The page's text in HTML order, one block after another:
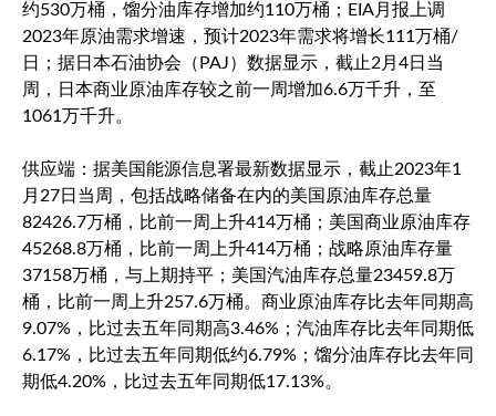
约530万桶，馏分油库存增加约110万桶；EIA月报上调
2023年原油需求增速，预计2023年需求将增长111万桶/
日；据日本石油协会（PAJ）数据显示，截止2月4日当
周，日本商业原油库存较之前一周增加6.6万千升，至
1061万千升。
供应端：据美国能源信息署最新数据显示，截止2023年1
月27日当周，包括战略储备在内的美国原油库存总量
82426.7万桶，比前一周上升414万桶；美国商业原油库存
45268.8万桶，比前一周上升414万桶；战略原油库存量
37158万桶，与上期持平；美国汽油库存总量23459.8万
桶，比前一周上升257.6万桶。商业原油库存比去年同期高
9.07%，比过去五年同期高3.46%；汽油库存比去年同期低
6.17%，比过去五年同期低约6.79%；馏分油库存比去年同
期低4.20%，比过去五年同期低17.13%。